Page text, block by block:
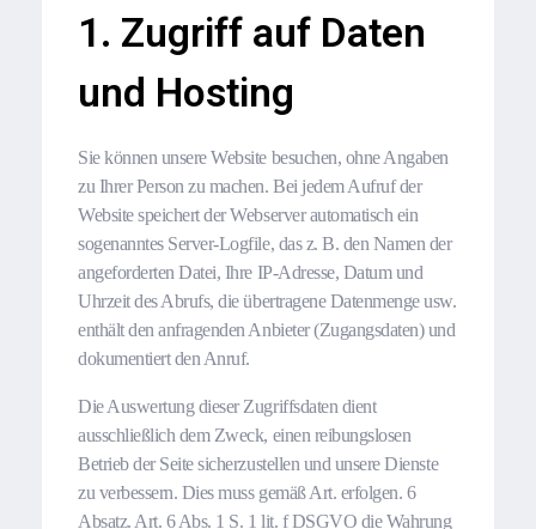
1. Zugriff auf Daten
und Hosting
Sie können unsere Website besuchen, ohne Angaben
zu Ihrer Person zu machen. Bei jedem Aufruf der
Website speichert der Webserver automatisch ein
sogenanntes Server-Logfile, das z. B. den Namen der
angeforderten Datei, Ihre IP-Adresse, Datum und
Uhrzeit des Abrufs, die übertragene Datenmenge usw.
enthält den anfragenden Anbieter (Zugangsdaten) und
dokumentiert den Anruf.
Die Auswertung dieser Zugriffsdaten dient
ausschließlich dem Zweck, einen reibungslosen
Betrieb der Seite sicherzustellen und unsere Dienste
zu verbessern. Dies muss gemäß Art. erfolgen. 6
Absatz. Art. 6 Abs. 1 S. 1 lit. f DSGVO die Wahrung